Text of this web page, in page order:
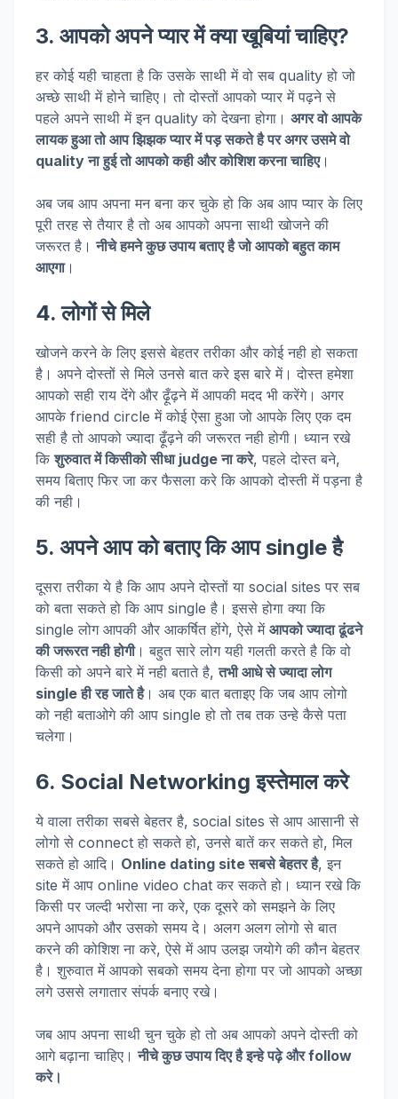
3. आपको अपने प्यार में क्या खूबियां चाहिए?
हर कोई यही चाहता है कि उसके साथी में वो सब quality हो जो
अच्छे साथी में होने चाहिए। तो दोस्तों आपको प्यार में पढ़ने से
पहले अपने साथी में इन quality को देखना होगा। अगर वो आपके
लायक हुआ तो आप झिझक प्यार में पड़ सकते है पर अगर उसमे वो
quality ना हुई तो आपको कही और कोशिश करना चाहिए।
अब जब आप अपना मन बना कर चुके हो कि अब आप प्यार के लिए
पूरी तरह से तैयार है तो अब आपको अपना साथी खोजने की
जरूरत है।नीचे हमने कुछ उपाय बताए है जो आपको बहुत काम
आएगा।
4. लोगों से मिले
खोजने करने के लिए इससे बेहतर तरीका और कोई नही हो सकता
है। अपने दोस्तों से मिले उनसे बात करे इस बारे में। दोस्त हमेशा
आपको सही राय देंगे और ढ़ूँढ़ने में आपकी मदद भी करेंगे। अगर
आपके friend circle में कोई ऐसा हुआ जो आपके लिए एक दम
सही है तो आपको ज्यादा ढ़ूँढ़ने की जरूरत नही होगी। ध्यान रखे
किशुरुवात में किसीको सीधा judge ना करे, पहले दोस्त बने,
समय बिताए फिर जा कर फैसला करे कि आपको दोस्ती में पड़ना है
की नही।
5. अपने आप को बताए कि आप single है
दूसरा तरीका ये है कि आप अपने दोस्तों या social sites पर सब
को बता सकते हो कि आप single है। इससे होगा क्या कि
single लोग आपकी और आकर्षित होंगे, ऐसे में आपको ज्यादा ढूंढने
की जरूरत नही होगी। बहुत सारे लोग यही गलती करते है कि वो
किसी को अपने बारे में नही बताते है,तभी आधे से ज्यादा लोग
single ही रह जाते है। अब एक बात बताइए कि जब आप लोगो
को नही बताओगे की आप single हो तो तब तक उन्हे कैसे पता
चलेगा।
6. Social Networking इस्तेमाल करे
ये वाला तरीका सबसे बेहतर है, social sites से आप आसानी से
लोगो से connect हो सकते हो, उनसे बातें कर सकते हो, मिल
सकते हो आदि। Online dating site सबसे बेहतर है, इन
site में आप online video chat कर सकते हो। ध्यान रखे कि
किसी पर जल्दी भरोसा ना करे, एक दूसरे को समझने के लिए
अपने आपको और उसको समय दे। अलग अलग लोगो से बात
करने की कोशिश ना करे, ऐसे में आप उलझ जयोगे की कौन बेहतर
है। शुरुवात में आपको सबको समय देना होगा पर जो आपको अच्छा
लगे उससे लगातार संपर्क बनाए रखे।
जब आप अपना साथी चुन चुके हो तो अब आपको अपने दोस्ती को
आगे बढ़ाना चाहिए।नीचे कुछ उपाय दिए है इन्हे पढ़े और follow
करे।